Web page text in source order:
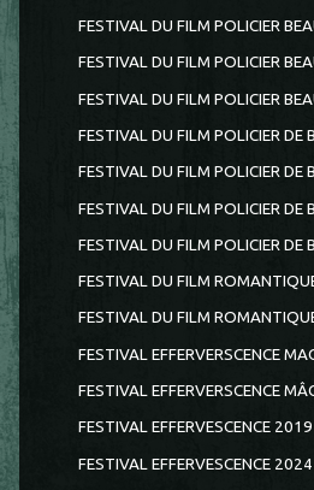
FESTIVAL DU FILM POLICIER
FESTIVAL DU FILM POLICIER
FESTIVAL DU FILM POLICIER
FESTIVAL DU FILM POLICIER DE
FESTIVAL DU FILM POLICIER DE
FESTIVAL DU FILM POLICIER DE
FESTIVAL DU FILM POLICIER DE
FESTIVAL DU FILM
FESTIVAL DU FILM
FESTIVAL EFFERVERSCENCE
FESTIVAL EFFERVERSCENCE
FESTIVAL EFFERVESCENCE
FESTIVAL EFFERVESCENCE